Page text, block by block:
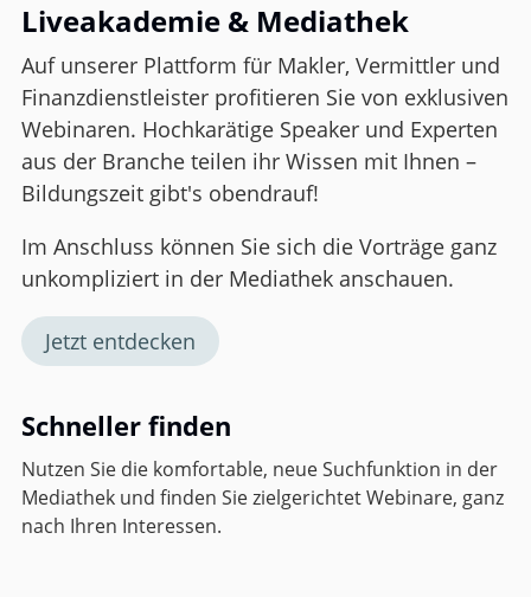
Liveakademie & Mediathek
Auf unserer Plattform für Makler, Vermittler und
Finanzdienstleister profitieren Sie von exklusiven
Webinaren. Hochkarätige Speaker und Experten
aus der Branche teilen ihr Wissen mit Ihnen –
Bildungszeit gibt's obendrauf!
Im Anschluss können Sie sich die Vorträge ganz
unkompliziert in der Mediathek anschauen.
Jetzt entdecken
Schneller finden
Nutzen Sie die komfortable, neue Suchfunktion in der
Mediathek und finden Sie zielgerichtet Webinare, ganz
nach Ihren Interessen.